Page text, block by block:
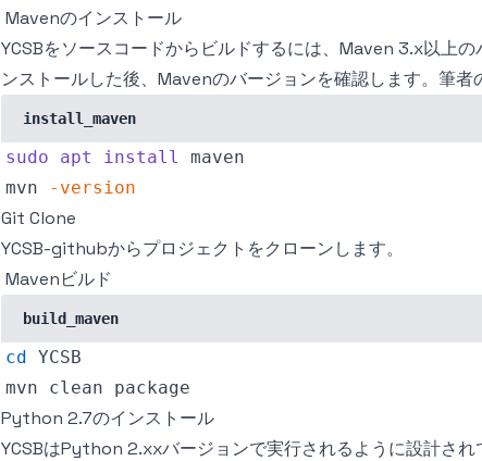
Mavenのインストール
YCSBをソースコードからビルドするには、Maven 3.x以上
ンストールした後、Mavenのバージョンを確認します。筆者
install_maven
sudo apt install
mvn
-version
Git Clone
YCSB-githubからプロジェクトをクローンします。
Mavenビルド
build_maven
cd
Python 2.7のインストール
YCSBはPython 2.xxバージョンで実行されるように設計さ